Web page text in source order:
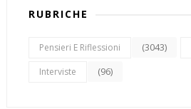
RUBRICHE
Pensieri E Riflessioni (3043)
Interviste (96)